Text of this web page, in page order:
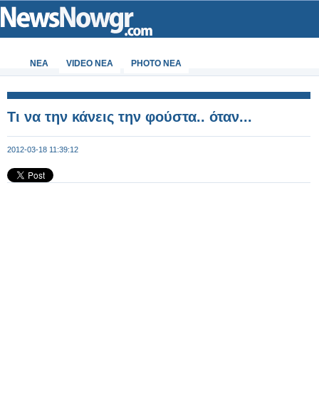
ΝΕΑ VIDEO NEA PHOTO NEA
Τι να την κάνεις την φούστα.. όταν...
2012-03-18 11:39:12